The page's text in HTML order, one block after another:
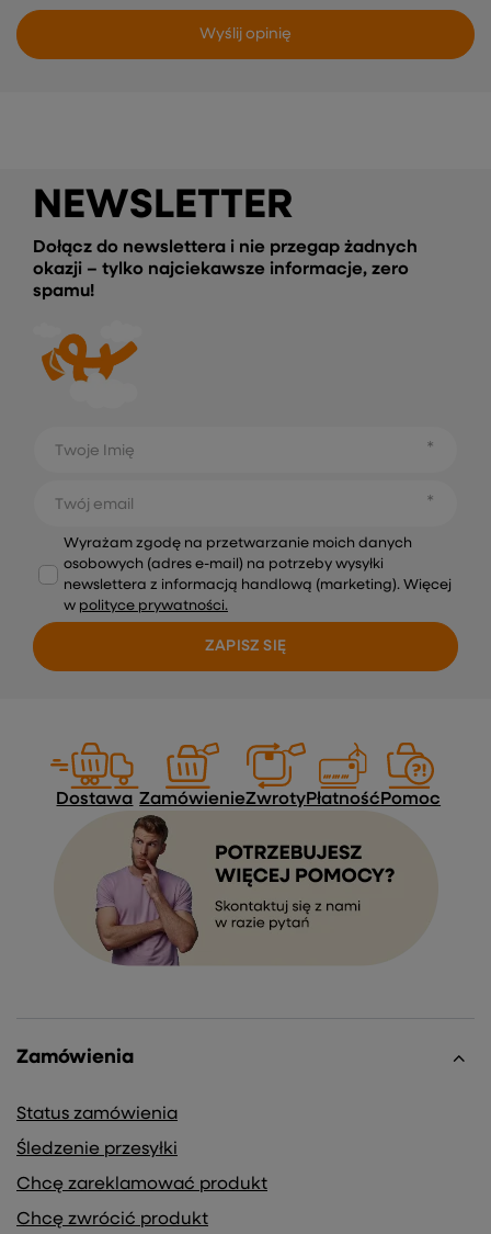
Wyślij opinię
NEWSLETTER
Dołącz do newslettera i nie przegap żadnych
okazji – tylko najciekawsze informacje, zero
spamu!
Twoje Imię
Twój email
Wyrażam zgodę na przetwarzanie moich danych
osobowych (adres e-mail) na potrzeby wysyłki
newslettera z informacją handlową (marketing). Więcej
w polityce prywatności.
ZAPISZ SIĘ
Dostawa ZamówienieZwrotyPłatność Pomoc
Zamówienia
Status zamówienia
Śledzenie przesyłki
Chcę zareklamować produkt
Chcę zwrócić produkt